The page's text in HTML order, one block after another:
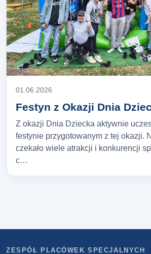
01.06.2026
Festyn z Okazji Dnia
Z okazji Dnia Dziecka aktywnie
festynie przygotowanym z tej okazji.
czekało wiele atrakcji i konkurencji
c…
ZESPÓŁ PLACÓWEK SPECJALNYCH